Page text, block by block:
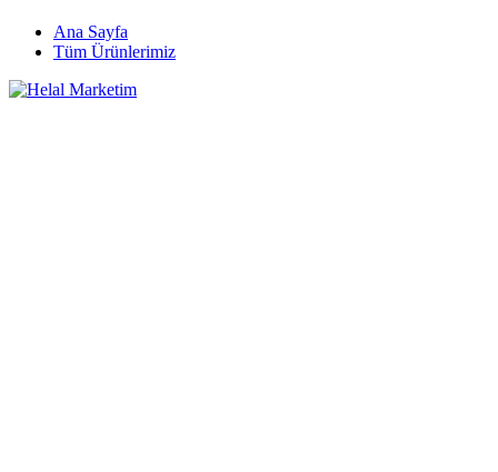
Ana Sayfa
Tüm Ürünlerimiz